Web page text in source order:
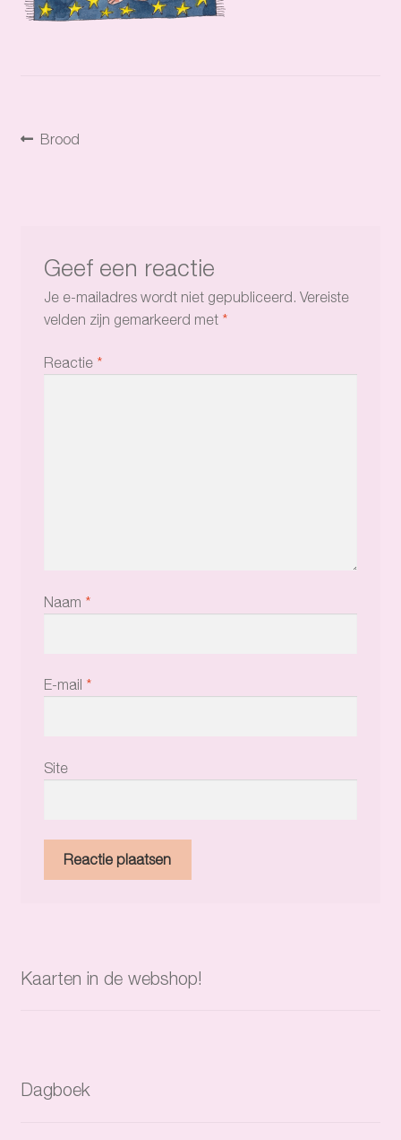
Bericht
Vorig
Brood
Geef een reactie
Je e-mailadres wordt niet gepubliceerd. Vereiste
velden zijn gemarkeerd met *
Reactie *
Naam *
E-mail *
Site
Kaarten in de webshop!
Dagboek